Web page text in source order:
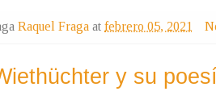
Raquel Fraga at febrero 05, 2021
y su